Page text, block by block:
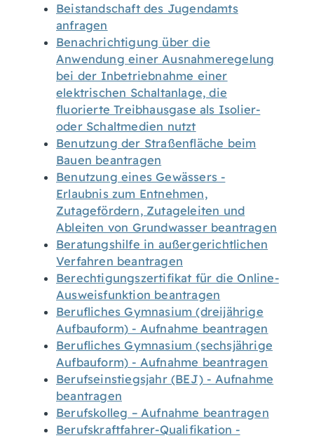
Beistandschaft des Jugendamts
anfragen
Benachrichtigung über die
Anwendung einer Ausnahmeregelung
bei der Inbetriebnahme einer
elektrischen Schaltanlage, die
fluorierte Treibhausgase als Isolier-
oder Schaltmedien nutzt
Benutzung der Straßenfläche beim
Bauen beantragen
Benutzung eines Gewässers -
Erlaubnis zum Entnehmen,
Zutagefördern, Zutageleiten und
Ableiten von Grundwasser beantragen
Beratungshilfe in außergerichtlichen
Verfahren beantragen
Berechtigungszertifikat für die Online-
Ausweisfunktion beantragen
Berufliches Gymnasium (dreijährige
Aufbauform) - Aufnahme beantragen
Berufliches Gymnasium (sechsjährige
Aufbauform) - Aufnahme beantragen
Berufseinstiegsjahr (BEJ) - Aufnahme
beantragen
Berufskolleg – Aufnahme beantragen
Berufskraftfahrer-Qualifikation -